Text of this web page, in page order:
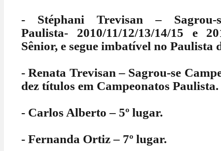
- Stéphani Trevisan – Sagrou-
Paulista- 2010/11/12/13/14/15 e
Sênior, e segue imbatível no Paulista
- Renata Trevisan – Sagrou-se
dez títulos em Campeonatos Paulista.
- Carlos Alberto – 5º lugar.
- Fernanda Ortiz – 7º lugar.